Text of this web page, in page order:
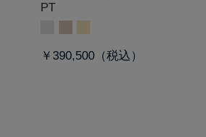
PT
￥390,500